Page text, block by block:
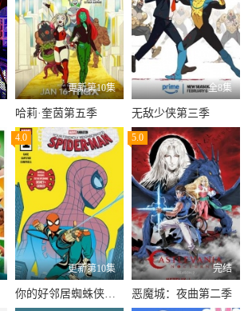
更新第10集
哈莉·奎茵第五季
全8集
无敌少侠第三季
4.0
更新第10集
你的好邻居蜘蛛侠第一季
5.0
完结
恶魔城：夜曲第二季